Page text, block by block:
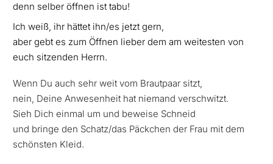
denn selber öffnen ist tabu!
Ich weiß, ihr hättet ihn/es jetzt gern,
aber gebt es zum Öffnen lieber dem am weitesten von
euch sitzenden Herrn.
Wenn Du auch sehr weit vom Brautpaar sitzt,
nein, Deine Anwesenheit hat niemand verschwitzt.
Sieh Dich einmal um und beweise Schneid
und bringe den Schatz/das Päckchen der Frau mit dem
schönsten Kleid.